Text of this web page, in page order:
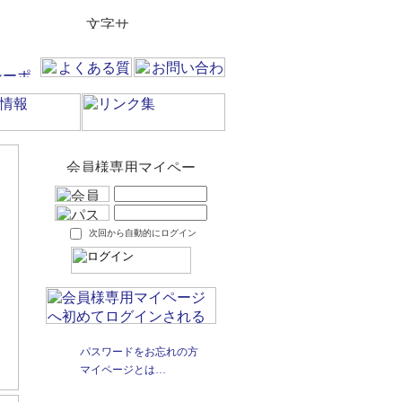
次回から自動的にログイン
パスワードをお忘れの方
マイページとは…